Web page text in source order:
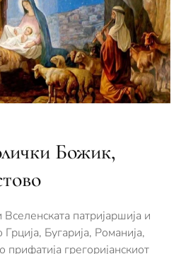
Божик,
патријаршија и
Бугарија, Романија,
прифатија грегоријанскиот